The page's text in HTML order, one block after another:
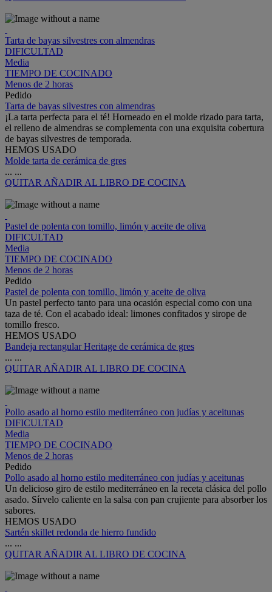
Tarta de bayas silvestres con almendras
DIFICULTAD
Media
TIEMPO DE COCINADO
Menos de 2 horas
Pedido
Tarta de bayas silvestres con almendras
¡La tarta perfecta para el té! Horneado en el molde rizado para tarta,
el relleno de almendras se complementa con una exquisita cobertura
de bayas silvestres de temporada.
HEMOS USADO
Molde tarta de cerámica de gres
... ...
QUITAR AÑADIR AL LIBRO DE COCINA
Pastel de polenta con tomillo, limón y aceite de oliva
DIFICULTAD
Media
TIEMPO DE COCINADO
Menos de 2 horas
Pedido
Pastel de polenta con tomillo, limón y aceite de oliva
Un pastel perfecto tanto para una ocasión especial como con una
taza de té. Con el acabado ideal: limones confitados y sirope de
tomillo fresco.
HEMOS USADO
Bandeja rectangular Heritage de cerámica de gres
... ...
QUITAR AÑADIR AL LIBRO DE COCINA
Pollo asado al horno estilo mediterráneo con judías y aceitunas
DIFICULTAD
Media
TIEMPO DE COCINADO
Menos de 2 horas
Pedido
Pollo asado al horno estilo mediterráneo con judías y aceitunas
Un delicioso giro de estilo mediterráneo en la receta clásica del pollo
asado. Sírvelo caliente en la salsa con pan crujiente para absorber los
sabores.
HEMOS USADO
Sartén skillet redonda de hierro fundido
... ...
QUITAR AÑADIR AL LIBRO DE COCINA